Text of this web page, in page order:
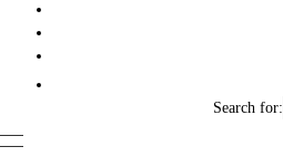
Search for: